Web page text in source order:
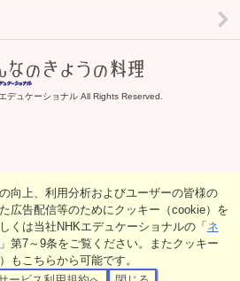
ュケーショナル All Rights Reserved.
向上、利用分析およびユーザーの皆様の
広告配信等のためにクッキー（cookie）を
くは当社NHKエデュケーショナルの「ネ
」第7～9条をご覧ください。またクッキー
もこちらから可能です。